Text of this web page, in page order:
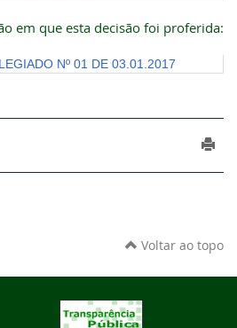
em que esta decisão foi proferida:
Nº 01 DE 03.01.2017
Voltar ao topo